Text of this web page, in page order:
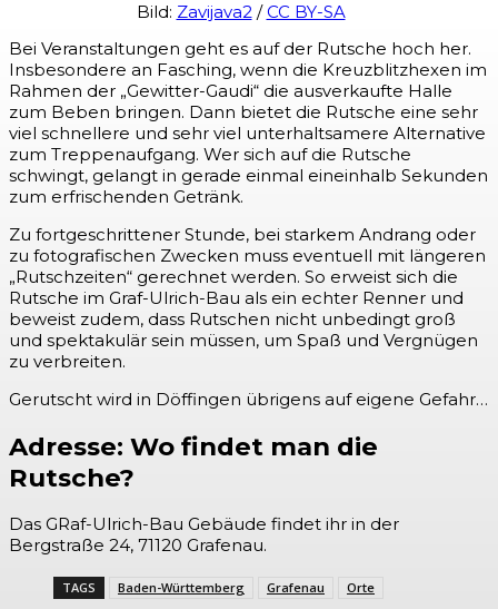
Bild: Zavijava2/CC BY-SA
Bei Veranstaltungen geht es auf der Rutsche hoch her.
Insbesondere an Fasching, wenn die Kreuzblitzhexen im
Rahmen der „Gewitter-Gaudi“ die ausverkaufte Halle
zum Beben bringen. Dann bietet die Rutsche eine sehr
viel schnellere und sehr viel unterhaltsamere Alternative
zum Treppenaufgang. Wer sich auf die Rutsche
schwingt, gelangt in gerade einmal eineinhalb Sekunden
zum erfrischenden Getränk.
Zu fortgeschrittener Stunde, bei starkem Andrang oder
zu fotografischen Zwecken muss eventuell mit längeren
„Rutschzeiten“ gerechnet werden. So erweist sich die
Rutsche im Graf-Ulrich-Bau als ein echter Renner und
beweist zudem, dass Rutschen nicht unbedingt groß
und spektakulär sein müssen, um Spaß und Vergnügen
zu verbreiten.
Gerutscht wird in Döffingen übrigens auf eigene Gefahr…
Adresse: Wo findet man die
Rutsche?
Das GRaf-Ulrich-Bau Gebäude findet ihr in der
Bergstraße 24, 71120 Grafenau.
TAGS Baden-Württemberg Grafenau Orte